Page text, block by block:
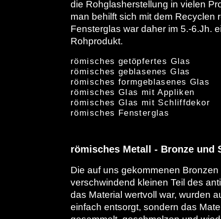
die Rohglasherstellung in vielen
man behilft sich mit dem Recyclen
Fensterglas war daher im 5.-6.Jh.
Rohprodukt.
römisches getöpfertes Glas
römisches geblasenes Glas
römisches formgeblasenes Glas
römisches Glas mit Appliken
römisches Glas mit Schliffdekor
römisches Fensterglas
römisches Metall - Bronze und
Die auf uns gekommenen
verschwindend kleinen Teil des
das Material wertvoll war, wurden
einfach entsorgt, sondern das